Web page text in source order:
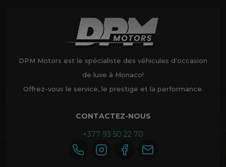
DPM Motors est le spécialiste des véhicules d'occasion
de luxe à Monaco!
Offrez-vous le service, le prestige et la performance.
CONTACTEZ-NOUS
+377 93 50 22 70